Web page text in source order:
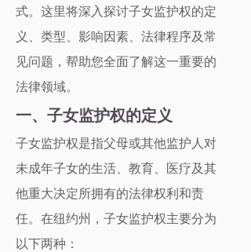
式。这里将深入探讨子女监护权的定
义、类型、影响因素、法律程序及常
见问题，帮助您全面了解这一重要的
法律领域。
一、子女监护权的定义
子女监护权是指父母或其他监护人对
未成年子女的生活、教育、医疗及其
他重大决定所拥有的法律权利和责
任。在纽约州，子女监护权主要分为
以下两种：